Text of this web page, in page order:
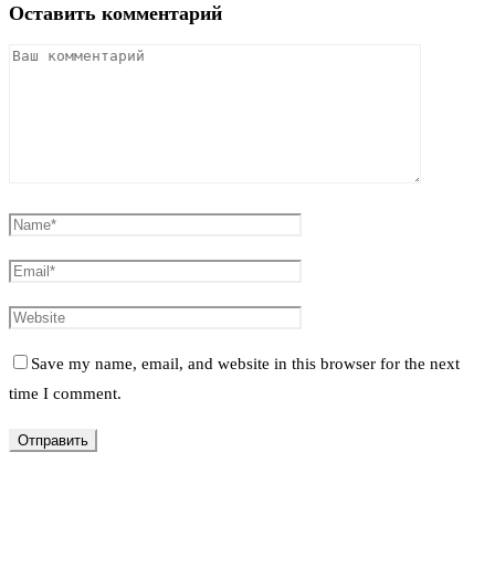
Оставить комментарий
Save my name, email, and website in this browser for the next
time I comment.